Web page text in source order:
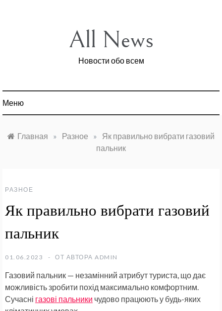
All News
Новости обо всем
Меню
Главная » Разное »
Як правильно вибрати газовий
пальник
РАЗНОЕ
Як правильно вибрати газовий
пальник
01.06.2023 ОТ АВТОРА ADMIN
Газовий пальник — незамінний атрибут туриста, що дає
можливість зробити похід максимально комфортним.
Сучасні газові пальники чудово працюють у будь-яких